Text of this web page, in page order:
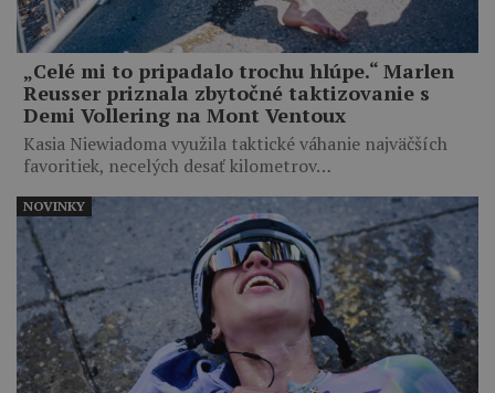
„Celé mi to pripadalo trochu hlúpe.“ Marlen
Reusser priznala zbytočné taktizovanie s
Demi Vollering na Mont Ventoux
Kasia Niewiadoma využila taktické váhanie najväčších
favoritiek, necelých desať kilometrov…
NOVINKY